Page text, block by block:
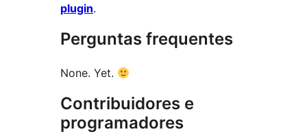
plugin.
Perguntas frequentes
None. Yet.
Contribuidores e
programadores